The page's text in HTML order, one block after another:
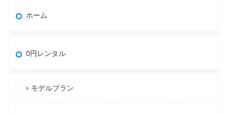
ホーム
0円レンタル
モデルプラン